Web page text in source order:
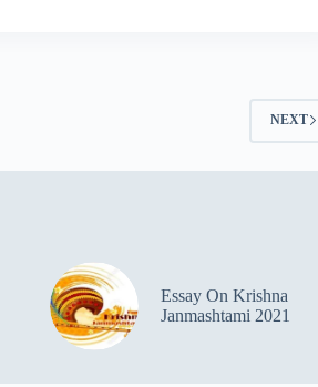
NEXT
Essay On Krishna
Janmashtami 2021